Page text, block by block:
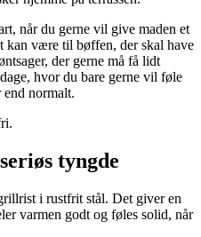
når du gerne vil give maden et
kan være til bøffen, der skal have
der gerne må få lidt
hvor du bare gerne vil føle
end normalt.
tyngde
i rustfrit stål. Det giver en
varmen godt og føles solid, når